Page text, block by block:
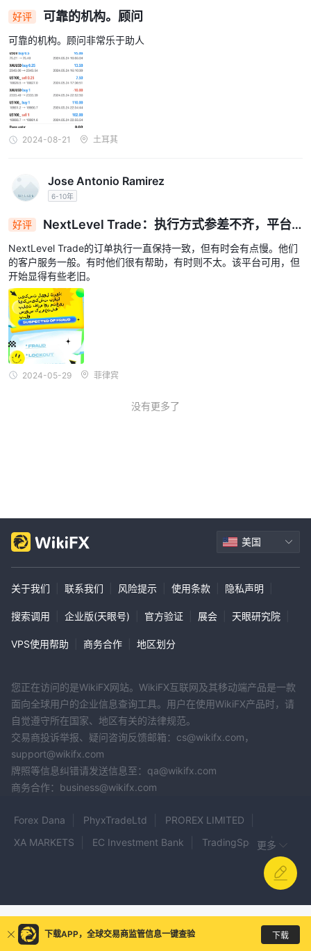
受到认可的金融监管机构的监督。
我可以用NextLevel Trade交易哪些类型的资产？
您可以使用NextLevel Trade交易包括外汇、金属、大宗商品、加密
货币、股票和指数在内的多种资产。
如何联系NextLevel Trade的客户支持？
您可以通过电子邮件info@nextlevelfxtrade.com或电话(+382) 69
431752与NextLevel Trade的客户支持联系。
风险警示
产品，如外汇（Forex）和差价合约（CFDs），对您的资本带来高
风险。所有这些衍生产品，其中许多是杠杆的，可能不适合所有投资
好评 可靠的机构。顾问
可靠的机构。顾问非常乐于助人
2024-08-21 土耳其
Jose Antonio Ramirez
6-10年
好评
NextLevel Trade：执行方式参差不齐，平台
NextLevel Trade的订单执行一直保持一致，但有时会有点慢。他们
的客户服务一般。有时他们很有帮助，有时则不太。该平台可用，但
开始显得有些老旧。
2024-05-29 菲律宾
没有更多了
美国
关于我们 联系我们 风险提示 使用条款 隐私声明
搜索调用 企业版(天眼号) 官方验证 展会 天眼研究院
VPS使用帮助 商务合作 地区划分
您正在访问的是WikiFX网站。WikiFX互联网及其移动端产品是一款
面向全球用户的企业信息查询工具。用户在使用WikiFX产品时，请
自觉遵守所在国家、地区有关的法律规范。
交易商投诉举报、疑问咨询反馈邮箱：cs@wikifx.com，
support@wikifx.com
牌照等信息纠错请发送信息至：qa@wikifx.com
商务合作：business@wikifx.com
Forex Dana PhyxTradeLtd
PROREX LIMITED
XA MARKETS
EC Investment Bank
TradingSpear
LIEBRE CAPITAL
Coinex-primefx
Traders Home
CORAL MARKETS
ActiveX Markets
The Prop Trading
更多
下载APP，全球交易商监管信息一键查验 下载